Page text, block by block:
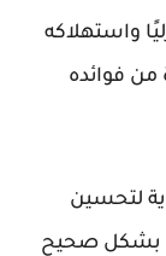
واستهلاكه
فوائده
لتحسين
بشكل صحيح